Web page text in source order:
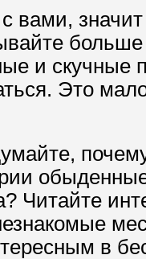
вами,
и скучные
Это
Читайте
в